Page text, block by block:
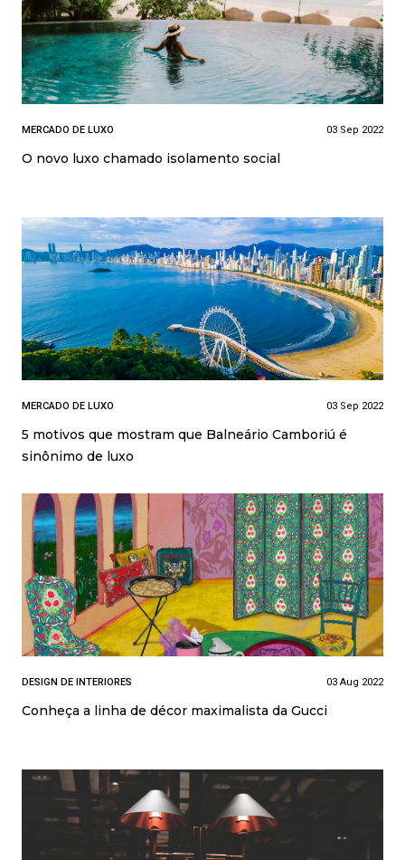
MERCADO DE LUXO 03 Sep 2022
O novo luxo chamado isolamento social
MERCADO DE LUXO 03 Sep 2022
5 motivos que mostram que Balneário Camboriú é
sinônimo de luxo
DESIGN DE INTERIORES 03 Aug 2022
Conheça a linha de décor maximalista da Gucci